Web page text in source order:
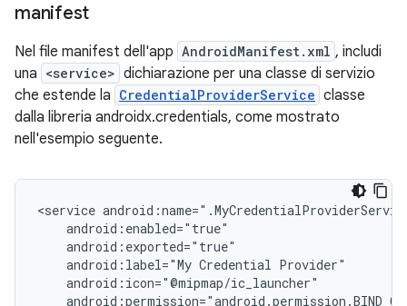
manifest
Nel file manifest dell'app AndroidManifest.xml , includi
una <service> dichiarazione per una classe di servizio
che estende la CredentialProviderService classe
dalla libreria androidx.credentials, come mostrato
nell'esempio seguente.
<service
android:label="My Credential